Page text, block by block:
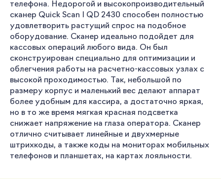
телефона. Недорогой и высокопроизводительный
сканер Quick Scan I QD 2430 способен полностью
удовлетворить растущий спрос на подобное
оборудование. Сканер идеально подойдет для
кассовых операций любого вида. Он был
сконструирован специально для оптимизации и
облегчения работы на расчетно-кассовых узлах с
высокой проходимостью. Так, небольшой по
размеру корпус и маленький вес делают аппарат
более удобным для кассира, а достаточно яркая,
но в то же время мягкая красная подсветка
снижает напряжение на глаза оператора. Сканер
отлично считывает линейные и двухмерные
штрихкоды, а также коды на мониторах мобильных
телефонов и планшетах, на картах лояльности.